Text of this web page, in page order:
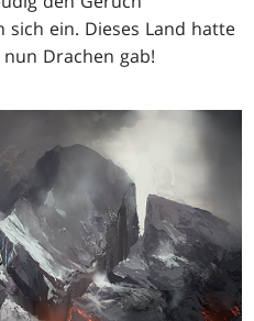
ein. Dieses Land hatte
Drachen gab!